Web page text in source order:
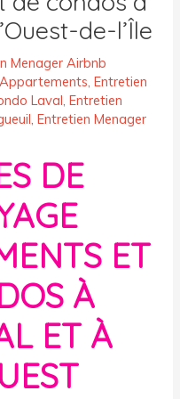
de-l’Île
Menager Airbnb
,Entretien
Laval,Entretien
,Entretien Menager
DE
ET
À
ET À